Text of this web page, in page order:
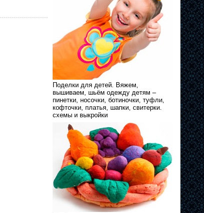
Поделки для детей. Вяжем,
вышиваем, шьём одежду детям –
пинетки, носочки, ботиночки, туфли,
кофточки, платья, шапки, свитерки.
схемы и выкройки